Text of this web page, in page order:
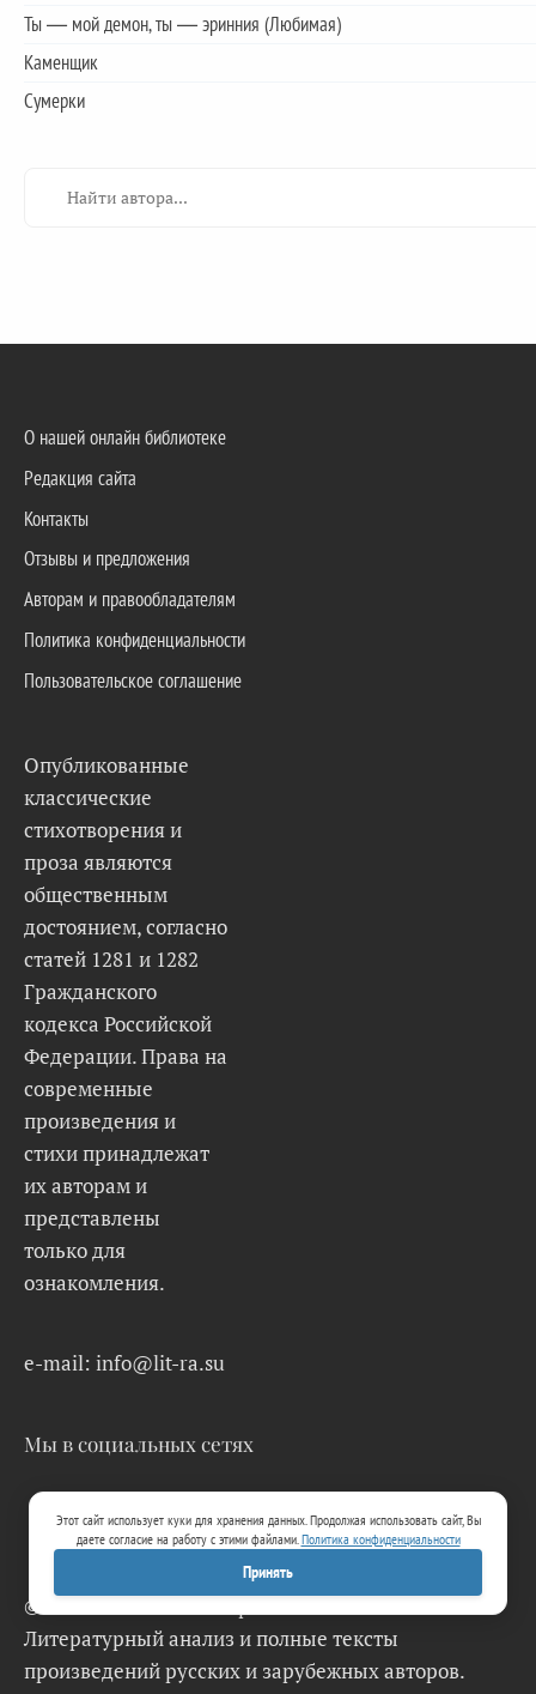
Ты — мой демон, ты — эринния (Любимая)
Каменщик
Сумерки
О нашей онлайн библиотеке
Редакция сайта
Контакты
Отзывы и предложения
Авторам и правообладателям
Политика конфиденциальности
Пользовательское соглашение
Опубликованные
классические
стихотворения и
проза являются
общественным
достоянием, согласно
статей 1281 и 1282
Гражданского
кодекса Российской
Федерации. Права на
современные
произведения и
стихи принадлежат
их авторам и
представлены
только для
ознакомления.
e-mail: info@lit-ra.su
Мы в социальных сетях
© 2026 Lit-Ra.su. Электронная библиотека.
Литературный анализ и полные тексты
произведений русских и зарубежных авторов.
Этот сайт использует куки для хранения данных. Продолжая использовать сайт, Вы
даете согласие на работу с этими файлами.Политика конфиденциальности
Принять